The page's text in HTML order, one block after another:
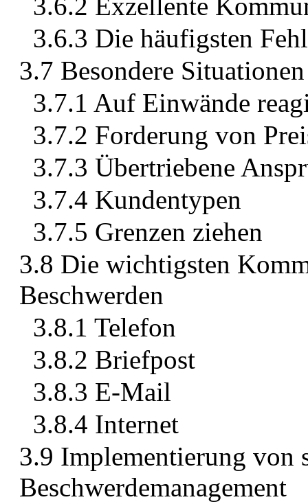
3.6.3 Die häufigsten
3.7 Besondere
3.7.1 Auf Einwände
3.7.2 Forderung von
3.7.3 Übertriebene
3.7.4 Kundentypen
3.7.5 Grenzen ziehen
3.8 Die wichtigsten
Beschwerden
3.8.1 Telefon
3.8.2 Briefpost
3.8.3 E-Mail
3.8.4 Internet
3.9 Implementierung von
Beschwerdemanagement